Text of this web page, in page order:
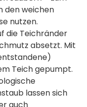
den weichen
nutzen.
die Teichränder
absetzt. Mit
Teich gepumpt.
lassen sich
auch